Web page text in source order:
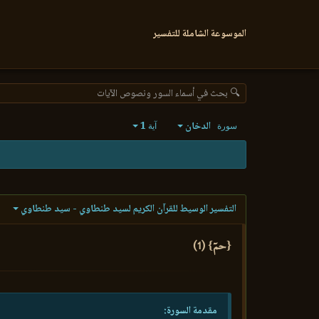
الموسوعة الشاملة للتفسير
🔍 بحث في أسماء السور ونصوص الآيات
سورة الدخان آية 1
التفسير الوسيط للقرآن الكريم لسيد طنطاوي - سيد طنطاوي
{حمٓ} (1)
مقدمة السورة: